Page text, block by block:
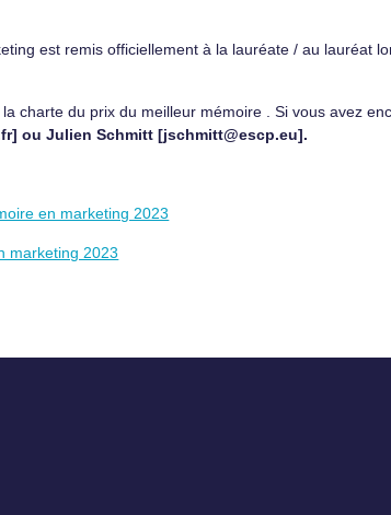
est remis officiellement à la lauréate / au lauréat
charte du prix du meilleur mémoire . Si vous avez
ou Julien Schmitt [jschmitt@escp.eu].
en marketing 2023
marketing 2023